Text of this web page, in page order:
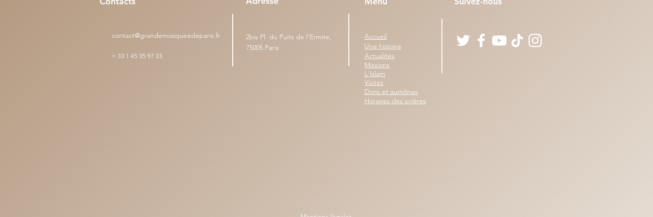
contact@grandemosqueedeparis.fr
+ 33 1 45 35 97 33
2bis Pl. du Puits de l'Ermite,
75005 Paris
Accueil
Une histoire
Actualités
Missions
L'Islam
Visites
Dons et aumônes
Horaires des prières